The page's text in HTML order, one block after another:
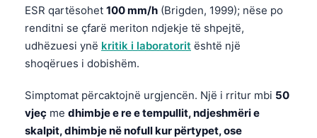
ESR qartësohet 100 mm/h (Brigden, 1999); nëse po
renditni se çfarë meriton ndjekje të shpejtë,
udhëzuesi ynë kritik i laboratorit është një
shoqërues i dobishëm.
Simptomat përcaktojnë urgjencën. Një i rritur mbi 50
vjeç me dhimbje e re e tempullit, ndjeshmëri e
skalpit, dhimbje në nofull kur përtypet, ose
Lietuvių kalba
Polski
Slovenščina
Magyar
বাংলা